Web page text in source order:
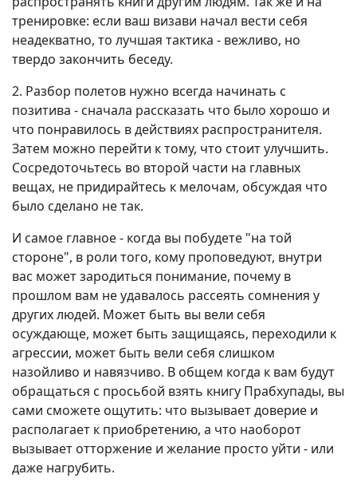
тренировке: если ваш визави начал вести себя
неадекватно, то лучшая тактика - вежливо, но
твердо закончить беседу.
2. Разбор полетов нужно всегда начинать с
позитива - сначала рассказать что было хорошо и
что понравилось в действиях распространителя.
Затем можно перейти к тому, что стоит улучшить.
Сосредоточьтесь во второй части на главных
вещах, не придирайтесь к мелочам, обсуждая что
было сделано не так.
И самое главное - когда вы побудете "на той
стороне", в роли того, кому проповедуют, внутри
вас может зародиться понимание, почему в
прошлом вам не удавалось рассеять сомнения у
других людей. Может быть вы вели себя
осуждающе, может быть защищаясь, переходили к
агрессии, может быть вели себя слишком
назойливо и навязчиво. В общем когда к вам будут
обращаться с просьбой взять книгу Прабхупады, вы
сами сможете ощутить: что вызывает доверие и
располагает к приобретению, а что наоборот
вызывает отторжение и желание просто уйти - или
даже нагрубить.